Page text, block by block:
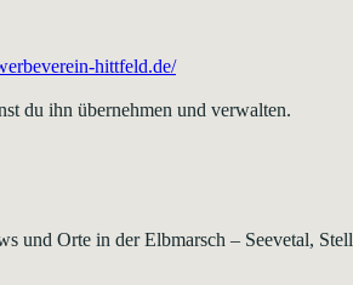
hittfeld.de/
du ihn übernehmen und verwalten.
und Orte in der Elbmarsch – Seevetal,